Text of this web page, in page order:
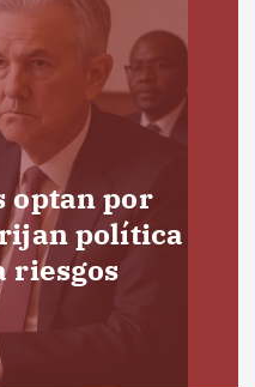
optan por
política
riesgos